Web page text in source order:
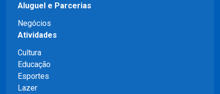
Aluguel e Parcerias
Negócios
Atividades
Cultura
Educação
Esportes
Lazer